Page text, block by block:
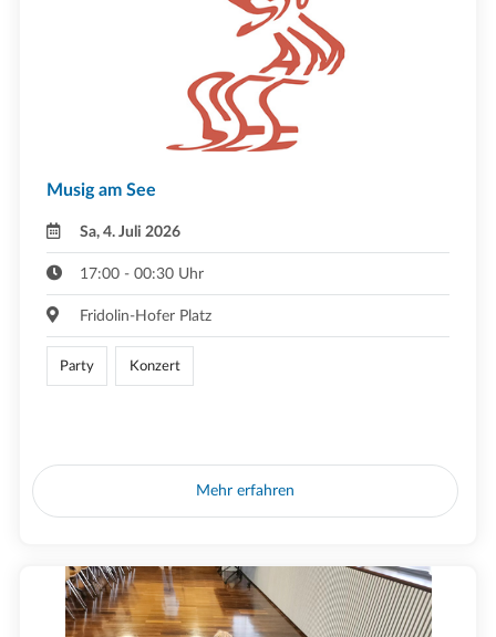
Musig am See
Sa, 4. Juli 2026
17:00 - 00:30 Uhr
Fridolin-Hofer Platz
Party Konzert
Mehr erfahren